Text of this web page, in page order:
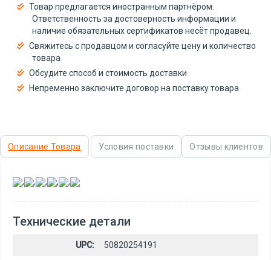
Товар предлагается иностранным партнёром.
Ответственность за достоверность информации и
наличие обязательных сертификатов несёт продавец.
Свяжитесь с продавцом и согласуйте цену и количество
товара
Обсудите способ и стоимость доставки
Непременно заключите договор на поставку товара
Описание Товара Условия поставки Отзывы клиентов
, , , , ,
Технические детали
UPC: 50820254191